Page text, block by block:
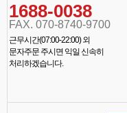
1688-0038
FAX. 070-8740-9700
근무시간(07:00-22:00) 외
문자주문 주시면 익일 신속히
처리하겠습니다.